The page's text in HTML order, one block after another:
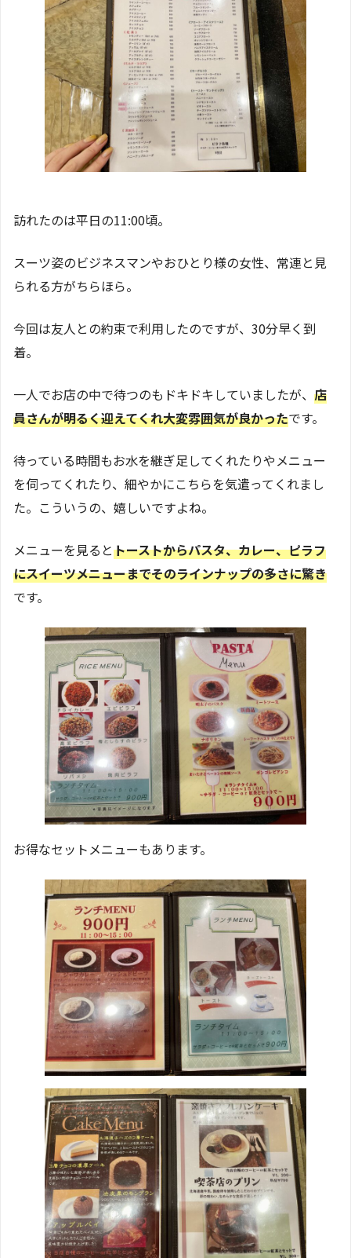
訪れたのは平日の11:00頃。
スーツ姿のビジネスマンやおひとり様の女性、常連と見
られる方がちらほら。
今回は友人との約束で利用したのですが、30分早く到
着。
一人でお店の中で待つのもドキドキしていましたが、 店
員さんが明るく迎えてくれ大変雰囲気が良かったです。
待っている時間もお水を継ぎ足してくれたりやメニュー
を伺ってくれたり、細やかにこちらを気遣ってくれまし
た。こういうの、嬉しいですよね。
メニューを見るとトーストからパスタ、カレー、ピラフ
にスイーツメニューまでそのラインナップの多さに驚き
です。
お得なセットメニューもあります。